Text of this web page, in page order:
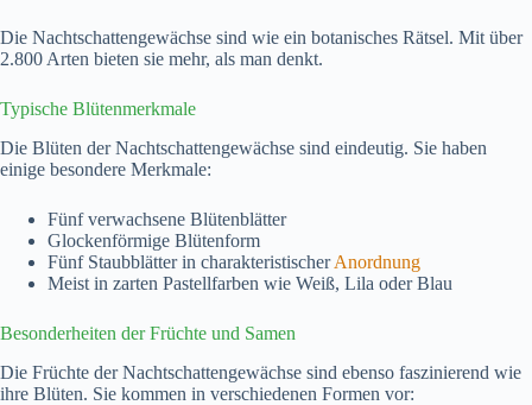
Die Nachtschattengewächse sind wie ein botanisches Rätsel. Mit über
2.800 Arten bieten sie mehr, als man denkt.
Typische Blütenmerkmale
Die Blüten der Nachtschattengewächse sind eindeutig. Sie haben
einige besondere Merkmale:
Fünf verwachsene Blütenblätter
Glockenförmige Blütenform
Fünf Staubblätter in charakteristischerAnordnung
Meist in zarten Pastellfarben wie Weiß, Lila oder Blau
Besonderheiten der Früchte und Samen
Die Früchte der Nachtschattengewächse sind ebenso faszinierend wie
ihre Blüten. Sie kommen in verschiedenen Formen vor: